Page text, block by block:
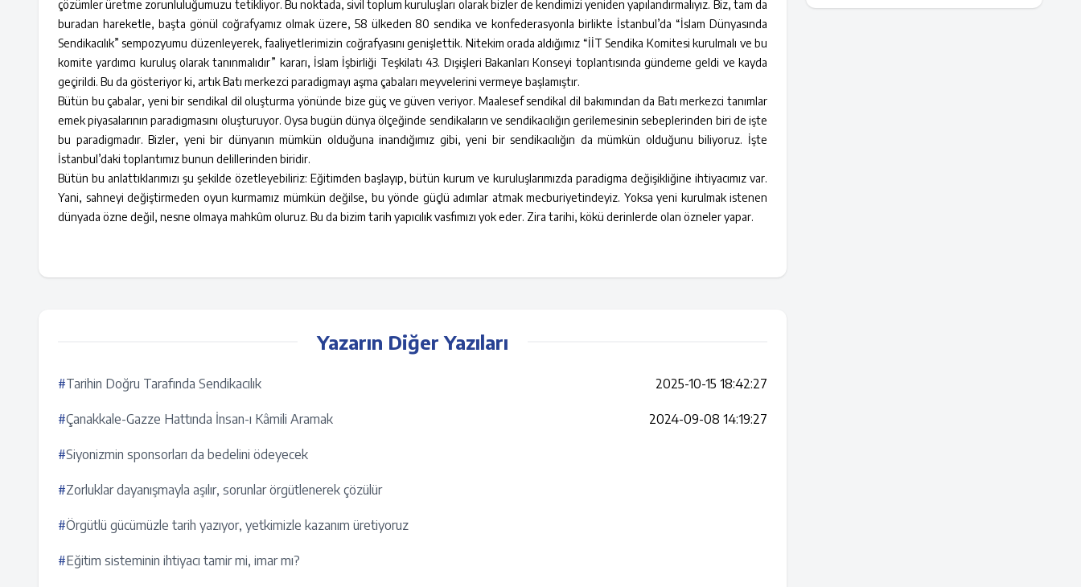
çözümler üretme zorunluluğumuzu tetikliyor. Bu noktada, sivil toplum kuruluşları olarak bizler de kendimizi yeniden yapılandırmalıyız. Biz, tam da
buradan hareketle, başta gönül coğrafyamız olmak üzere, 58 ülkeden 80 sendika ve konfederasyonla birlikte İstanbul’da “İslam Dünyasında
Sendikacılık” sempozyumu düzenleyerek, faaliyetlerimizin coğrafyasını genişlettik. Nitekim orada aldığımız “İİT Sendika Komitesi kurulmalı ve bu
komite yardımcı kuruluş olarak tanınmalıdır” kararı, İslam İşbirliği Teşkilatı 43. Dışişleri Bakanları Konseyi toplantısında gündeme geldi ve kayda
geçirildi. Bu da gösteriyor ki, artık Batı merkezci paradigmayı aşma çabaları meyvelerini vermeye başlamıştır.
Bütün bu çabalar, yeni bir sendikal dil oluşturma yönünde bize güç ve güven veriyor. Maalesef sendikal dil bakımından da Batı merkezci tanımlar
emek piyasalarının paradigmasını oluşturuyor. Oysa bugün dünya ölçeğinde sendikaların ve sendikacılığın gerilemesinin sebeplerinden biri de işte
bu paradigmadır. Bizler, yeni bir dünyanın mümkün olduğuna inandığımız gibi, yeni bir sendikacılığın da mümkün olduğunu biliyoruz. İşte
İstanbul’daki toplantımız bunun delillerinden biridir.
Bütün bu anlattıklarımızı şu şekilde özetleyebiliriz: Eğitimden başlayıp, bütün kurum ve kuruluşlarımızda paradigma değişikliğine ihtiyacımız var.
Yani, sahneyi değiştirmeden oyun kurmamız mümkün değilse, bu yönde güçlü adımlar atmak mecburiyetindeyiz. Yoksa yeni kurulmak istenen
dünyada özne değil, nesne olmaya mahkûm oluruz. Bu da bizim tarih yapıcılık vasfımızı yok eder. Zira tarihi, kökü derinlerde olan özneler yapar.
Yazarın Diğer Yazıları
#Tarihin Doğru Tarafında Sendikacılık 2025-10-15 18:42:27
#Çanakkale-Gazze Hattında İnsan-ı Kâmili Aramak 2024-09-08 14:19:27
#Siyonizmin sponsorları da bedelini ödeyecek
#Zorluklar dayanışmayla aşılır, sorunlar örgütlenerek çözülür
#Örgütlü gücümüzle tarih yazıyor, yetkimizle kazanım üretiyoruz
#Eğitim sisteminin ihtiyacı tamir mi, imar mı?